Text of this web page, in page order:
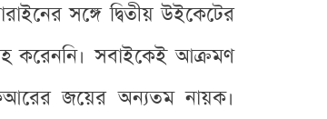
সঙ্গে দ্বিতীয় উইকেটের
করেননি। সবাইকেই আক্রমণ
জয়ের অন্যতম নায়ক।